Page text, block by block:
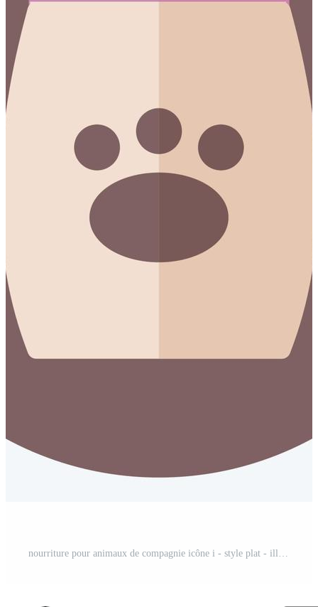
nourriture pour animaux de compagnie icône i - style plat - illustration simple, trait modifiable Vecteur Gratuit et SVG Gratuit